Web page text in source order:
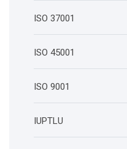
ISO 37001
ISO 45001
ISO 9001
IUPTLU